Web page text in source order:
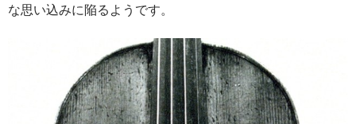
な思い込みに陥るようです。